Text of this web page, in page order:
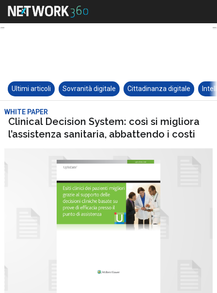
Ultimi articoli Sovranità digitale Cittadinanza digitale
WHITE PAPER
Clinical Decision System: così si migliora
l’assistenza sanitaria, abbattendo i costi